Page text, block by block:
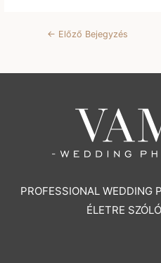
Bejegyzés
← Előző Bejegyzés
PROFESSIONAL WEDDING
ÉLETRE